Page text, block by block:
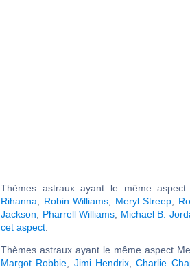
Thèmes astraux ayant le même
Rihanna
Robin Williams Meryl Streep
Jackson
Pharrell Williams Michael B.
cet aspect
Thèmes astraux ayant le même aspect
Margot Robbie
Jimi Hendrix,Charlie